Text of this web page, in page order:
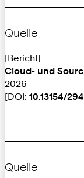
Quelle
[Bericht]
Cloud- und
2026
[DOI: 10.13154/
Quelle